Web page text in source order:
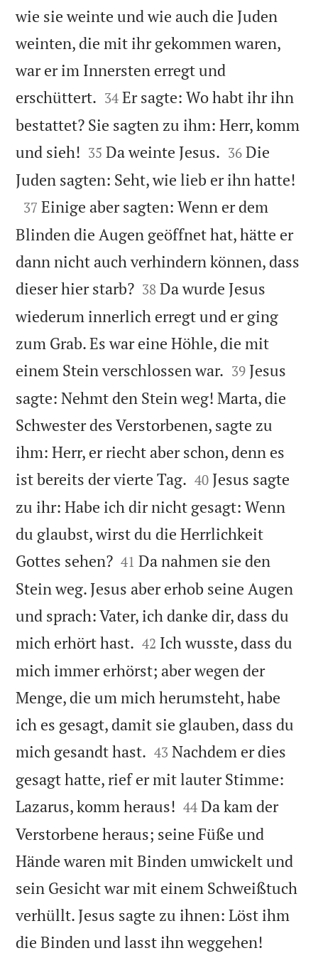
wie sie weinte und wie auch die Juden
weinten, die mit ihr gekommen waren,
war er im Innersten erregt und
erschüttert. 

34 Er sagte: Wo habt ihr ihn
bestattet? Sie sagten zu ihm: Herr, komm
und sieh! 

35 Da weinte Jesus. 

36 Die
Juden sagten: Seht, wie lieb er ihn hatte!

37 Einige aber sagten: Wenn er dem
Blinden die Augen geöffnet hat, hätte er
dann nicht auch verhindern können, dass
dieser hier starb?
38 Da wurde Jesus
wiederum innerlich erregt und er ging
zum Grab. Es war eine Höhle, die mit
einem Stein verschlossen war. 

39 Jesus
sagte: Nehmt den Stein weg! Marta, die
Schwester des Verstorbenen, sagte zu
ihm: Herr, er riecht aber schon, denn es
ist bereits der vierte Tag. 

40 Jesus sagte
zu ihr: Habe ich dir nicht gesagt: Wenn
du glaubst, wirst du die Herrlichkeit
Gottes sehen?
41 Da nahmen sie den
Stein weg. Jesus aber erhob seine Augen
und sprach: Vater, ich danke dir, dass du
mich erhört hast. 

42 Ich wusste, dass du
mich immer erhörst; aber wegen der
Menge, die um mich herumsteht, habe
ich es gesagt, damit sie glauben, dass du
mich gesandt hast. 

43 Nachdem er dies
gesagt hatte, rief er mit lauter Stimme:
Lazarus, komm heraus! 

44 Da kam der
Verstorbene heraus; seine Füße und
Hände waren mit Binden umwickelt und
sein Gesicht war mit einem Schweißtuch
verhüllt. Jesus sagte zu ihnen: Löst ihm
die Binden und lasst ihn weggehen!